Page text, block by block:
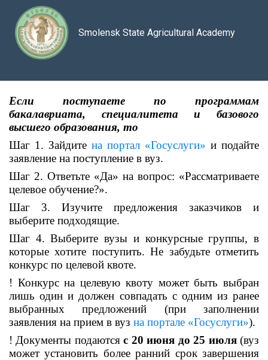
Smolensk State Agricultural Academy
Если поступаете по программам
бакалавриата, специалитета и базового
высшего образования, то
Шаг 1. Зайдите на портал «Госуслуги» и подайте
заявление на поступление в вуз.
Шаг 2. Ответьте «Да» на вопрос: «Рассматриваете
целевое обучение?».
Шаг 3. Изучите предложения заказчиков и
выберите подходящие.
Шаг 4. Выберите вузы и конкурсные группы, в
которые хотите поступить. Не забудьте отметить
конкурс по целевой квоте.
! Конкурс на целевую квоту может быть выбран
лишь один и должен совпадать с одним из ранее
выбранных предложений (при заполнении
заявления на прием в вуз на портале «Госуслуги»).
! Документы подаютсяс 20 июня до 25 июля(вуз
может установить более ранний срок завершения